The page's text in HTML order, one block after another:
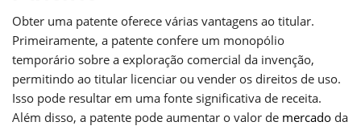
Obter uma patente oferece várias vantagens ao titular.
Primeiramente, a patente confere um monopólio
temporário sobre a exploração comercial da invenção,
permitindo ao titular licenciar ou vender os direitos de uso.
Isso pode resultar em uma fonte significativa de receita.
Além disso, a patente pode aumentar o valor de mercado da